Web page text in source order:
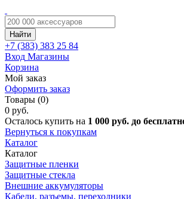
Найти
+7 (383) 383 25 84
Вход Магазины
Корзина
Мой заказ
Оформить заказ
Товары (0)
0 руб.
Осталось купить на 1 000 руб. до
Вернуться к покупкам
Каталог
Каталог
Защитные пленки
Защитные стекла
Внешние аккумуляторы
Кабели, разъемы, переходники